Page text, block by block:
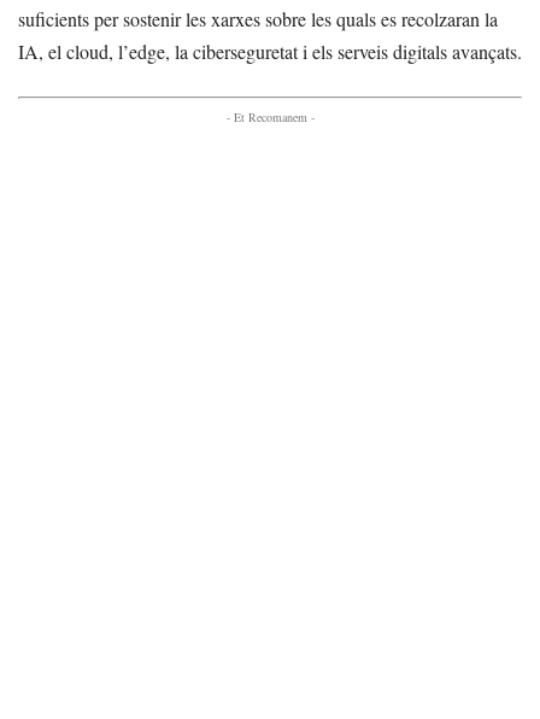
suficients per sostenir les xarxes sobre les quals es recolzaran la
IA, el cloud, l’edge, la ciberseguretat i els serveis digitals avançats.
- Et Recomanem -